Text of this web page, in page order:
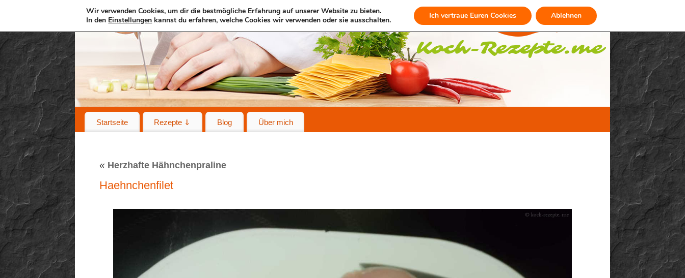
Startseite Rezepte ⇓ Blog Über mich
« Herzhafte Hähnchenpraline
Haehnchenfilet
Wir verwenden Cookies, um dir die bestmögliche Erfahrung auf unserer Website zu bieten.
In den Einstellungen kannst du erfahren, welche Cookies wir verwenden oder sie ausschalten. Ich vertraue Euren Cookies Ablehnen